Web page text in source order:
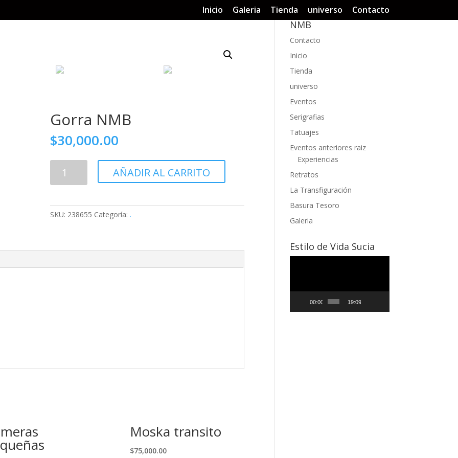
Inicio Galeria Tienda universo Contacto
Gorra NMB
$30,000.00
NMB
AÑADIR AL CARRITO
SKU: 238655 Categoría: .
Moska transito
$75,000.00
NMB
Contacto
Inicio
Tienda
universo
Eventos
Serigrafias
Tatuajes
Eventos anteriores raiz
Experiencias
Retratos
La Transfiguración
Basura Tesoro
Galeria
Estilo de Vida Sucia
00:00 19:09